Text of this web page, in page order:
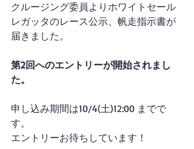
クルージング委員よりホワイトセール
レガッタのレース公示、帆走指示書が
届きました。
第2回へのエントリーが開始されまし
た。
申し込み期間は10/4(土)12:00 までで
す。
エントリーお待ちしています！